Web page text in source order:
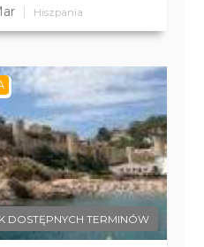
Hiszpania
DOSTĘPNYCH TERMINÓW